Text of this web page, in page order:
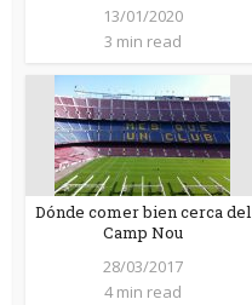
13/01/2020
3 min read
Dónde comer bien cerca del
Camp Nou
28/03/2017
4 min read